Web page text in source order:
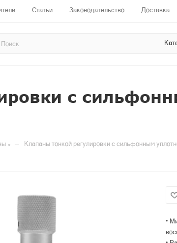
Статьи Законодательство Доставка
с
— Клапаны тонкой регулировки с сильфонным
•